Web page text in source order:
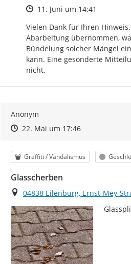
Zeitpunkt des Erstellens
11. Juni um 14:41
Vielen Dank für Ihren
Abarbeitung übernommen,
Bündelung solcher Mängel
kann. Eine gesonderte
nicht.
Anonym
Zeitpunkt des Erstellens
Zeitpunkt des Erstellens
22. Mai um 17:46Zur Äußerung
Kategorie
Graffiti / Vandalismus Status
Glasscherben
Ort
04838 Eilenburg, Ernst-Mey-